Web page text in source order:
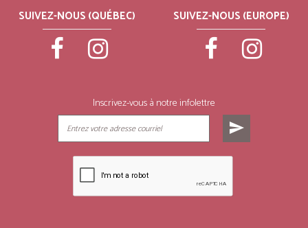
SUIVEZ-NOUS (QUÉBEC) SUIVEZ-NOUS (EUROPE)
Inscrivez-vous à notre infolettre
send